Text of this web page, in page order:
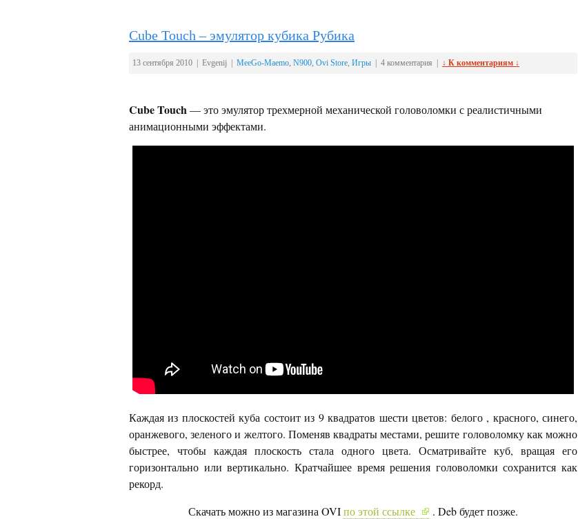
Cube Touch – эмулятор кубика Рубика
13 сентября 2010 | Evgenij | MeeGo-Maemo, N900, Ovi Store, Игры | 4 комментария | ↓ К комментариям ↓
Cube Touch— это эмулятор трехмерной механической головоломки с реалистичными
анимационными эффектами.
Каждая из плоскостей куба состоит из 9 квадратов шести цветов: белого , красного, синего,
оранжевого, зеленого и желтого. Поменяв квадраты местами, решите головоломку как можно
быстрее, чтобы каждая плоскость стала одного цвета. Осматривайте куб, вращая его
горизонтально или вертикально. Кратчайшее время решения головоломки сохранится как
рекорд.
Скачать можно из магазина OVIпо этой ссылке
. Deb будет позже.